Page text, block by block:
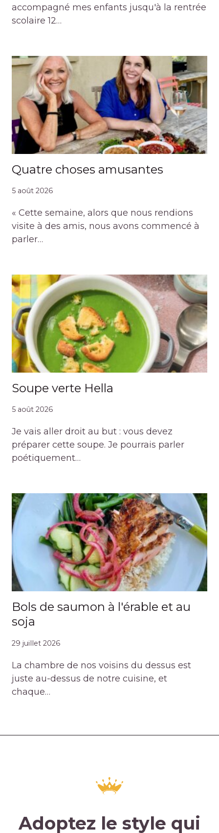
accompagné mes enfants jusqu'à la rentrée
scolaire 12…
Quatre choses amusantes
5 août 2026
« Cette semaine, alors que nous rendions
visite à des amis, nous avons commencé à
parler…
Soupe verte Hella
5 août 2026
Je vais aller droit au but : vous devez
préparer cette soupe. Je pourrais parler
poétiquement…
Bols de saumon à l'érable et au
soja
29 juillet 2026
La chambre de nos voisins du dessus est
juste au-dessus de notre cuisine, et
chaque…
Adoptez le style qui